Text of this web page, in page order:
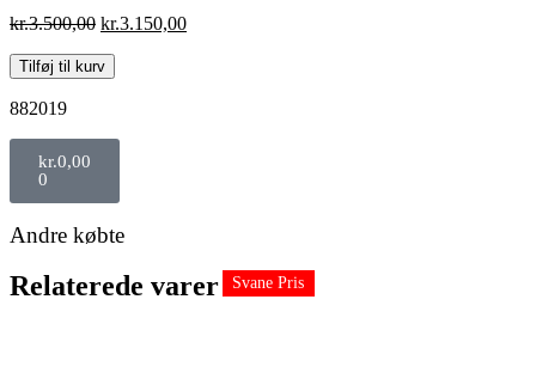
kr.3.500,00 kr.3.150,00
Tilføj til kurv
882019
kr.0,00
0
Andre købte
Relaterede varer Svane Pris
Svane Pris
Svane Pris
Svane Pris
Svane Pris